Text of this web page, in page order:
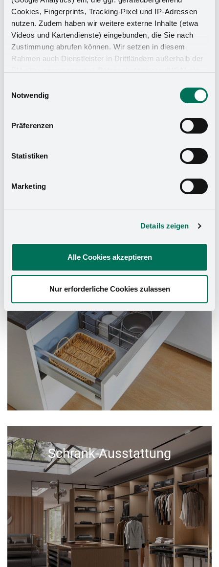
Cookies, Fingerprints, Tracking-Pixel und IP-Adressen
nutzen. Zudem haben wir weitere externe Inhalte (etwa
Videos und Kartendienste) eingebunden, die Sie nach
Zustimmung abrufen können. Wir setzen in diesem
Rahmen auch Dienstleister in Drittländern außerhalb der
zu Sicherheits- und Überwachungszwecken zugreifen,
Rechtsmittel einlegen können. Mit Ihrer Einstellung
willigen Sie in die oben beschriebenen Vorgänge ein. Sie
widerrufen. Mehr Informationen finden Sie in unserer
Impressum.
Notwendig
Präferenzen
Statistiken
Marketing
Details zeigen
Alle Cookies akzeptieren
Nur erforderliche Cookies zulassen
Das Stauraumwunder für Ihr
Badezimmer
Küchen-Organizer
Schrank-Ausstattung